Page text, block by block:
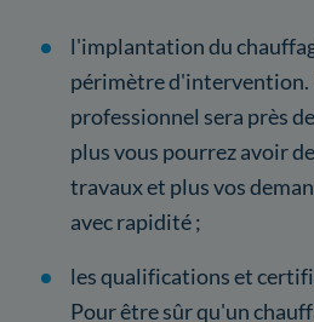
l'implantation du
périmètre d'intervention.
professionnel sera près
plus vous pourrez avoir
travaux et plus vos
avec rapidité ;
les qualifications et
Pour être sûr qu'un